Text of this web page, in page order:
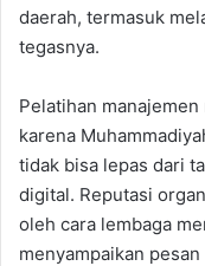
daerah, termasuk
tegasnya.
Pelatihan
karena
tidak bisa lepas dari
digital. Reputasi
oleh cara lembaga
menyampaikan